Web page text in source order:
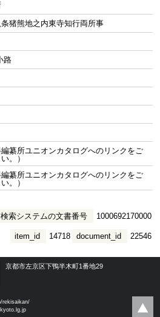
猪熊地之内東寺知行両所事
路
編纂所ユニオンカタログへのリンクをご
。）
編纂所ユニオンカタログへのリンクをご
。）
索システムの文書番号 1000692170000
document_id 22546
item_id 14718
京都市左京区下鴨半木町1番地29
rekisaikan/